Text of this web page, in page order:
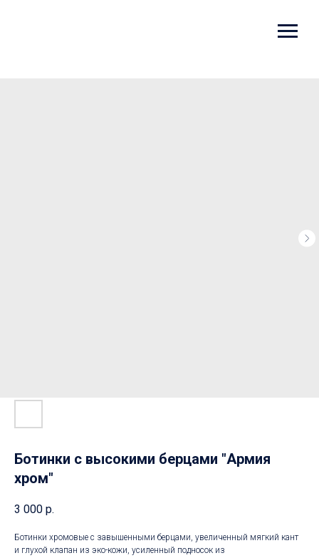
Ботинки с высокими берцами "Армия
хром"
3 000 р.
Ботинки хромовые с завышенными берцами, увеличенный мягкий кант
и глухой клапан из эко-кожи, усиленный подносок из